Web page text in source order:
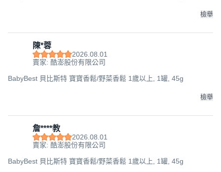
檢舉
陳*蓉
2026.08.01
賣家: 酷澎股份有限公司
BabyBest 貝比斯特 寶寶香鬆/野菜香鬆 1歲以上, 1罐, 45g
檢舉
詹****教
2026.08.01
賣家: 酷澎股份有限公司
BabyBest 貝比斯特 寶寶香鬆/野菜香鬆 1歲以上, 1罐, 45g